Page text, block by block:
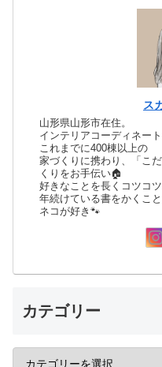
ス
山形県山形市在住。
インテリアコーディネー
これまでに400棟以上の
家づくりに携わり、「こ
くりをお手伝い🏠
好きなことを長くコツコ
年続けている書をかくこ
ネコが好き🐾
カテゴリー